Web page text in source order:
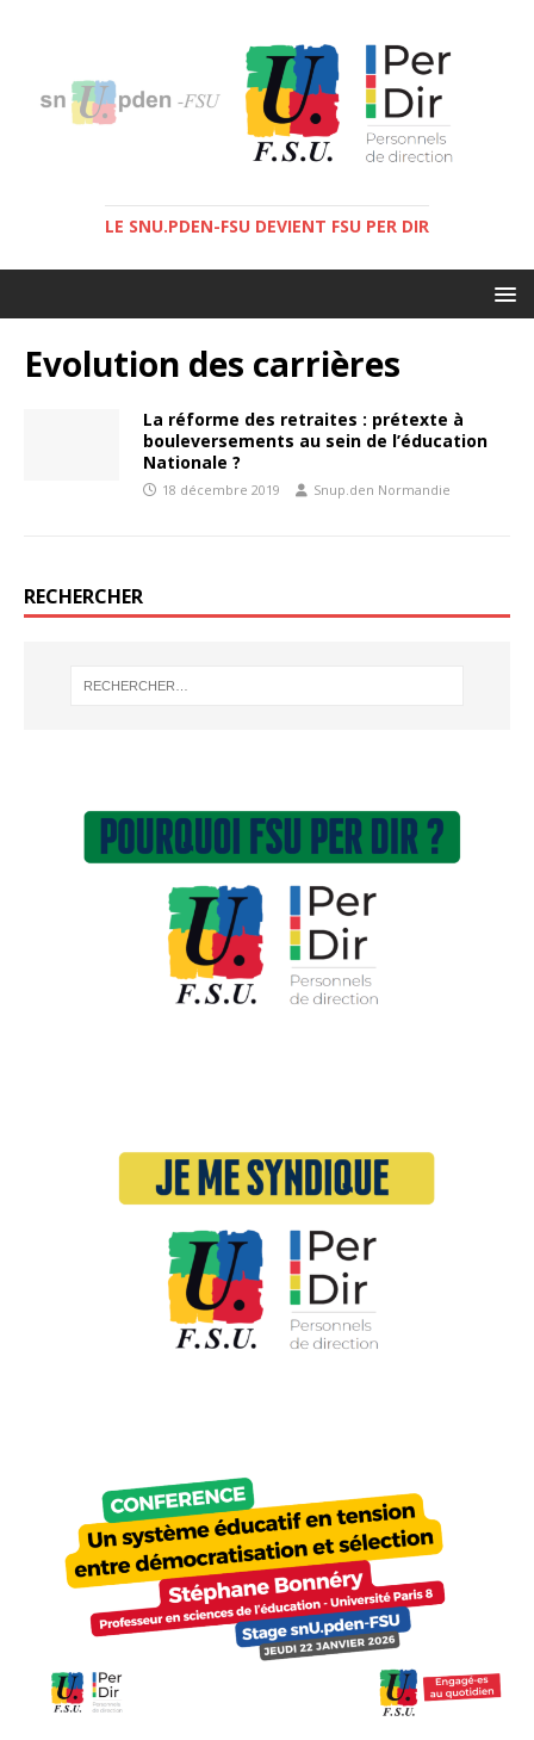
LE SNU.PDEN-FSU DEVIENT FSU PER DIR
Evolution des carrières
La réforme des retraites : prétexte à
bouleversements au sein de l’éducation
Nationale ?
18 décembre 2019 Snup.den Normandie
RECHERCHER